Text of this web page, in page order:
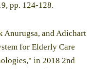
pp. 124-128.
Anurugsa, and Adichart
for Elderly Care
in 2018 2nd